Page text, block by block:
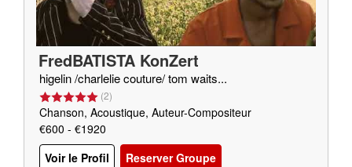
FredBATISTA KonZert
higelin /charlelie couture/ tom waits...
(2)
Chanson, Acoustique, Auteur-Compositeur
€600 - €1920
Voir le Profil
Reserver Groupe